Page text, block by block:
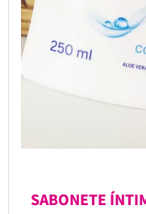
SABONETE